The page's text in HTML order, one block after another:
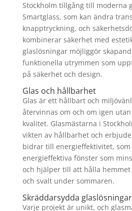
Stockholm tillgång till moderna
Smartglass, som kan ändra
knapptryckning, och
kombinerar säkerhet med
glaslösningar möjliggör
funktionella utrymmen som
på säkerhet och design.
Glas och hållbarhet
Glas är ett hållbart och
återvinnas om och om igen
kvalitet. Glasmästarna i
vikten av hållbarhet och
bidrar till energieffektivitet,
energieffektiva fönster som
och hjälper till att hålla
och svalt under sommaren.
Skräddarsydda glaslösningar
Varje projekt är unikt, och